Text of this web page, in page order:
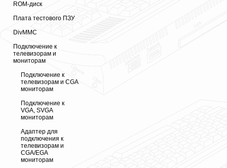
ROM-диск
Плата тестового ПЗУ
DivMMC
Подключение к
телевизорам и
мониторам
Подключение к
телевизорам и CGA
мониторам
Подключение к
VGA, SVGA
мониторам
Адаптер для
подключения к
телевизорам и
CGA/EGA
мониторам